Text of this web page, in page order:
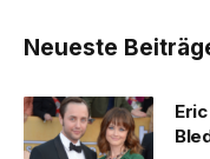
Neueste